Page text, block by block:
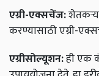
एग्री-एक्सचेंज:
करण्यासाठी एग्री-
एग्रीसोल्यूशन:ही एक